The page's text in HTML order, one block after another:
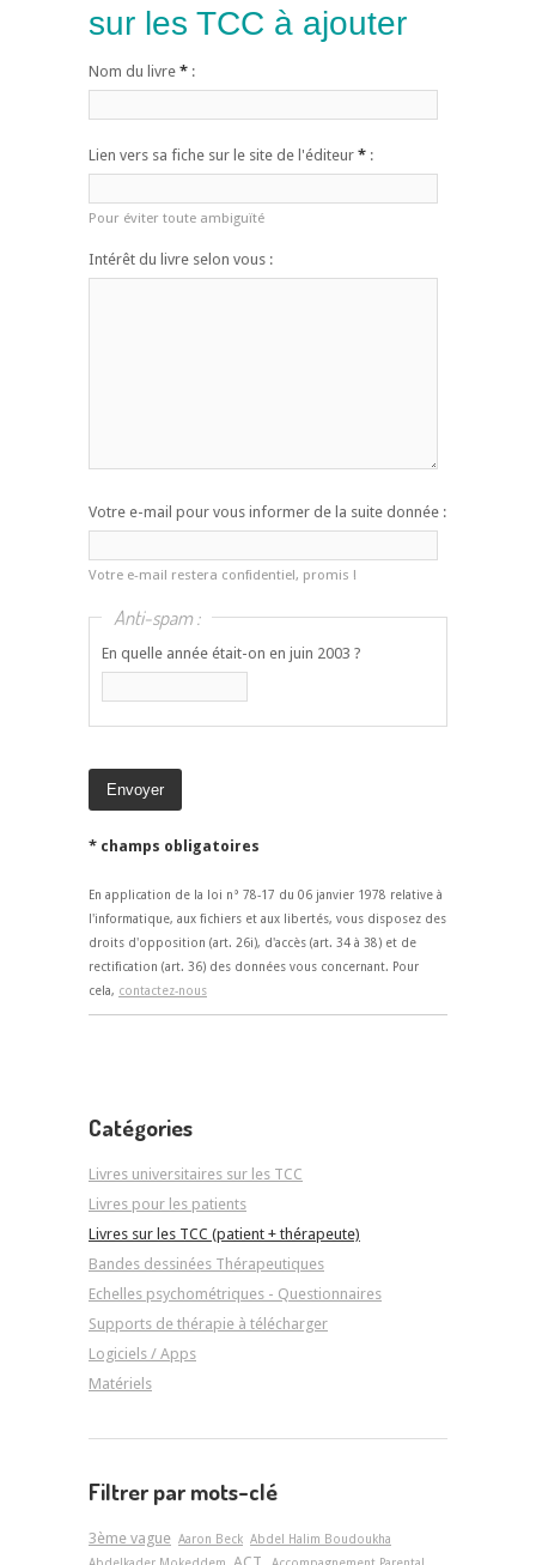
sur les TCC à ajouter
Nom du livre * :
Lien vers sa fiche sur le site de l'éditeur * :
Pour éviter toute ambiguïté
Intérêt du livre selon vous :
Votre e-mail pour vous informer de la suite donnée :
Votre e-mail restera confidentiel, promis !
Anti-spam :
En quelle année était-on en juin 2003 ?
* champs obligatoires
En application de la loi n° 78-17 du 06 janvier 1978 relative à
l'informatique, aux fichiers et aux libertés, vous disposez des
droits d'opposition (art. 26i), d'accès (art. 34 à 38) et de
rectification (art. 36) des données vous concernant. Pour
cela, contactez-nous
Catégories
Livres universitaires sur les TCC
Livres pour les patients
Livres sur les TCC (patient + thérapeute)
Bandes dessinées Thérapeutiques
Echelles psychométriques - Questionnaires
Supports de thérapie à télécharger
Logiciels / Apps
Matériels
Filtrer par mots-clé
3ème vague Aaron Beck Abdel Halim Boudoukha